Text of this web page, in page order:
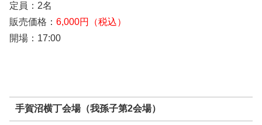
定員：2名
販売価格： 6,000円（税込）
開場：17:00
手賀沼横丁会場（我孫子第2会場）